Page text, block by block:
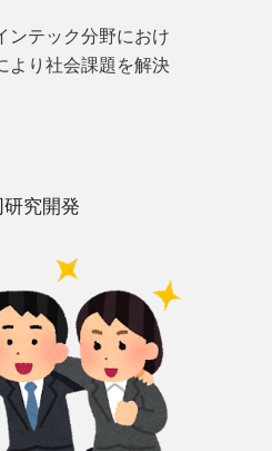
ンテック分野におけ
より社会課題を解決
究開発